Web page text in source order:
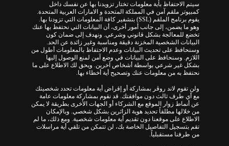
سيتم الاحتفاظ بأية معلومات تختار تزويدنا بها عن نفسك داخل
كمبيوتر ملقم آمن في المملكة المتحدة و الامارات العربية المتحدة.
يقوم برنامج الملقم (SSL) بتشفير كافة المعلومات التي تزودنا بها.
وهو ما يضمن، إلى جانب أمور أخرى، أن البيانات التي نحتفظ بها عنك
تخضع للمعالجة بشكل قانوني وشرعي. ونهدف إلى ضمان كون
البيانات الشخصية المخزنة دقيقة ومناسبة وغير زائدة عن الحد.
وسنحافظ على تحديث البيانات وعدم الاحتفاظ بالمعلومات أطول من
اللازم. وسنحافظ على البيانات في وضع آمن لمنع الوصول إليها
بشكل غير شرعي بواسطة أشخاص آخرين. ويحق لك الاطلاع على ما
نحتفظ به من معلومات عنك وتصحيح أية أخطاء بها.
ولن تقوم لاند روڤر بمشاركة أو إقراض أية معلومات تحدد شخصيتك
مع أي طرف ثالث دون موافقتك. قد نقوم بمشاركة معلومات عامة
عن أنماط زوار الموقع مع الشركاء أو الجهات الأخرى بطريقة لا يمكن
من خلالها مطلقاً تحديد هوية الزائرين بشكل شخصي. وبالإمكان
الاطلاع على موقعنا دون تقديم أية معلومات شخصية. ومع ذلك، ما لم
تقم بتسجيل التفاصيل الخاصة بك، لن تتمكن من تلقي أية مراسلات
من طرفنا مستقبلياً.